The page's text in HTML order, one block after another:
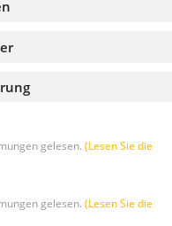
gelesen. (Lesen Sie die
gelesen. (Lesen Sie die